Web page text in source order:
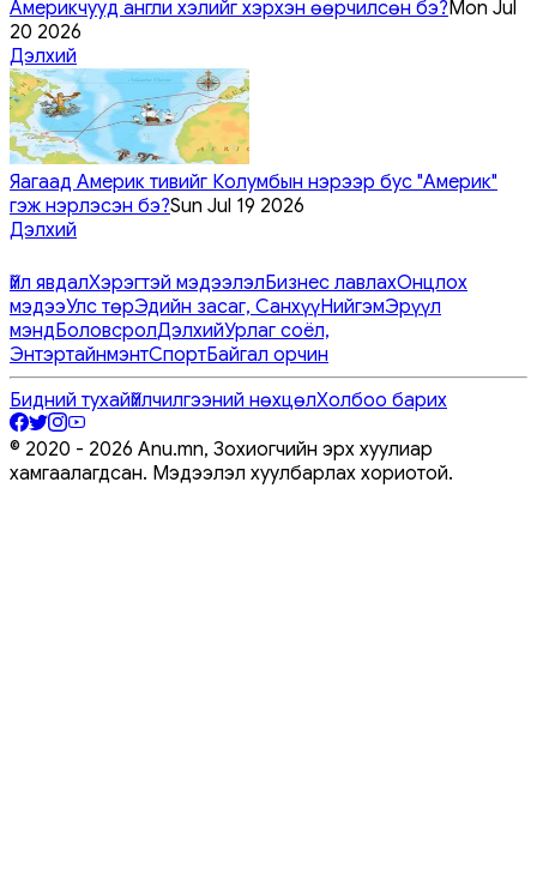
Америкчууд англи хэлийг хэрхэн өөрчилсөн бэ? Mon Jul
20 2026
Дэлхий
Яагаад Америк тивийг Колумбын нэрээр бус "Америк"
гэж нэрлэсэн бэ?Sun Jul 19 2026
Дэлхий
Үйл явдалХэрэгтэй мэдээлэлБизнес лавлахОнцлох
мэдээУлс төрЭдийн засаг, СанхүүНийгэмЭрүүл
мэндБоловсролДэлхийУрлаг соёл,
ЭнтэртайнмэнтСпортБайгал орчин
Бидний тухайҮйлчилгээний нөхцөлХолбоо барих
© 2020 - 2026 Anu.mn, Зохиогчийн эрх хуулиар
хамгаалагдсан. Мэдээлэл хуулбарлах хориотой.